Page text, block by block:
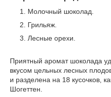
Молочный шоколад.
Грильяж.
Лесные орехи.
Приятный аромат шоколада
вкусом цельных лесных
и разделена на 18 кусочков,
Шогеттен.